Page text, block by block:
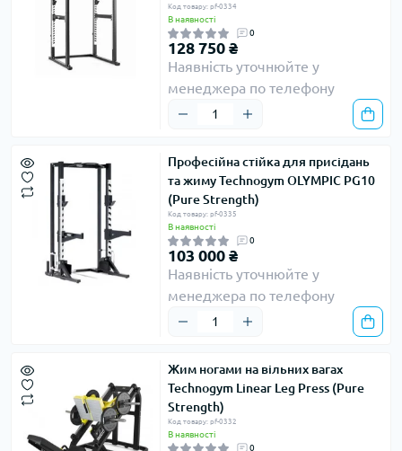
Код товару: pf-0334
В наявності
0
128 750 ₴
Наявність уточнюйте у
менеджера по телефону
Професійна стійка для присідань
та жиму Technogym OLYMPIC PG10
(Pure Strength)
Код товару: pf-0335
В наявності
0
103 000 ₴
Наявність уточнюйте у
менеджера по телефону
Жим ногами на вільних вагах
Technogym Linear Leg Press (Pure
Strength)
Код товару: pf-0332
В наявності
0